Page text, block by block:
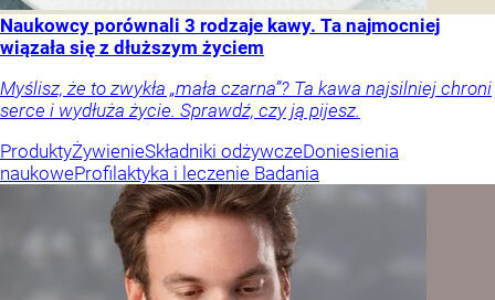
Naukowcy porównali 3 rodzaje kawy. Ta najmocniej
wiązała się z dłuższym życiem
Myślisz, że to zwykła „mała czarna”? Ta kawa najsilniej chroni
serce i wydłuża życie. Sprawdź, czy ją pijesz.
ProduktyŻywienieSkładniki odżywczeDoniesienia
naukoweProfilaktyka i leczenie Badania